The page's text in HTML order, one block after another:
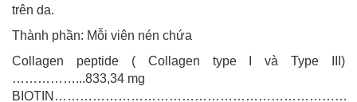
trên da.
Thành phần: Mỗi viên nén chứa
Collagen peptide ( Collagen type I và Type III)
……………...833,34 mg
BIOTIN……………………………………………………………